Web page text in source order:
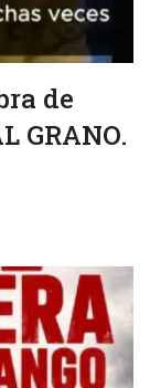
de
GRANO.